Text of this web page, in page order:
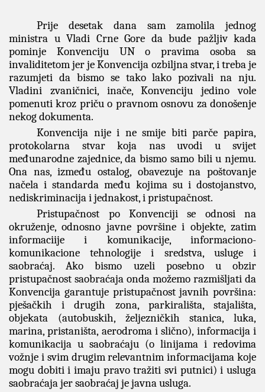
Prije desetak dana sam zamolila jednog
ministra u Vladi Crne Gore da bude pažljiv kada
pominje Konvenciju UN o pravima osoba sa
invaliditetom jer je Konvencija ozbiljna stvar, i treba je
razumjeti da bismo se tako lako pozivali na nju.
Vladini zvaničnici, inače, Konvenciju jedino vole
pomenuti kroz priču o pravnom osnovu za donošenje
nekog dokumenta.
Konvencija nije i ne smije biti parče papira,
protokolarna stvar koja nas uvodi u svijet
međunarodne zajednice, da bismo samo bili u njemu.
Ona nas, između ostalog, obavezuje na poštovanje
načela i standarda među kojima su i dostojanstvo,
nediskriminacija i jednakost, i pristupačnost.
Pristupačnost po Konvenciji se odnosi na
okruženje, odnosno javne površine i objekte, zatim
informaciije i komunikacije, informaciono-
komunikacione tehnologije i sredstva, usluge i
saobraćaj. Ako bismo uzeli posebno u obzir
pristupačnost saobraćaja onda možemo razmišljati da
Konvencija garantuje pristupačnost javnih površina:
pješačkih i drugih zona, parkirališta, stajališta,
objekata (autobuskih, željezničkih stanica, luka,
marina, pristaništa, aerodroma i slično), informacija i
komunikacija u saobraćaju (o linijama i redovima
vožnje i svim drugim relevantnim informacijama koje
mogu dobiti i imaju pravo tražiti svi putnici) i usluga
saobraćaja jer saobraćaj je javna usluga.